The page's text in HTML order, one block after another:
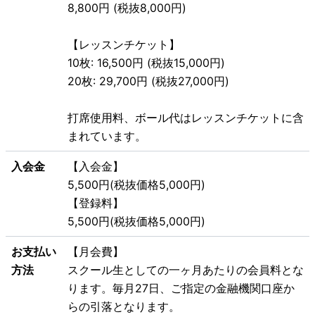
8,800円 (税抜8,000円)
【レッスンチケット】
10枚: 16,500円 (税抜15,000円)
20枚: 29,700円 (税抜27,000円)
打席使用料、ボール代はレッスンチケットに含
まれています。
入会金
【入会金】
5,500円(税抜価格5,000円)
【登録料】
5,500円(税抜価格5,000円)
お支払い
方法
【月会費】
スクール生としての一ヶ月あたりの会員料とな
ります。毎月27日、ご指定の金融機関口座か
らの引落となります。